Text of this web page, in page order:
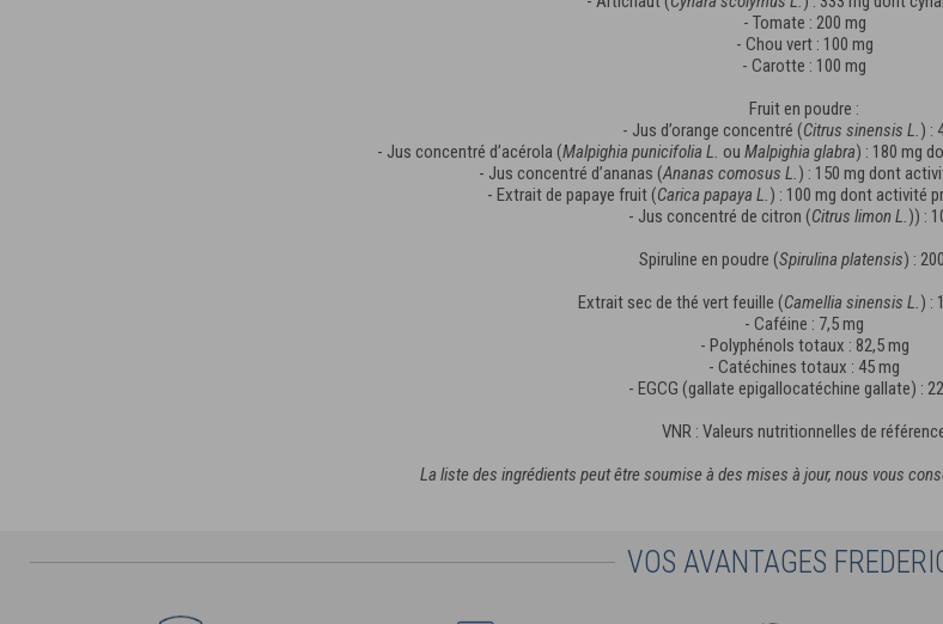
- Tomate : 200 mg
- Chou vert : 100 mg
- Carotte : 100 mg
Fruit en poudre :
- Jus d’orange concentré (Citrus sinensis L.) :
- Jus concentré d’acérola (Malpighia punicifolia L. ou Malpighia glabra) : 180 mg
- Jus concentré d’ananas (Ananas comosus L.) : 150 mg dont
- Extrait de papaye fruit (Carica papaya L.) : 100 mg dont activité
- Jus concentré de citron (Citrus limon L.)) :
Spiruline en poudre (Spirulina platensis) :
Extrait sec de thé vert feuille (Camellia sinensis L.) :
- Caféine : 7,5 mg
- Polyphénols totaux : 82,5 mg
- Catéchines totaux : 45 mg
- EGCG (gallate epigallocatéchine gallate) :
VNR : Valeurs nutritionnelles de
La liste des ingrédients peut être soumise à des mises à jour, nous vous
VOS AVANTAGES